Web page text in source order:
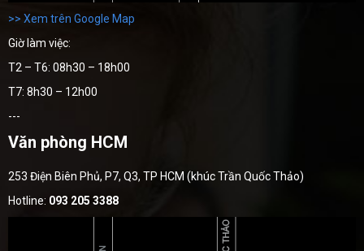
>> Xem trên Google Map
Giờ làm việc:
T2 – T6: 08h30 – 18h00
T7: 8h30 – 12h00
---
Văn phòng HCM
253 Điện Biên Phủ, P7, Q3, TP HCM (khúc Trần Quốc Thảo)
Hotline: 093 205 3388